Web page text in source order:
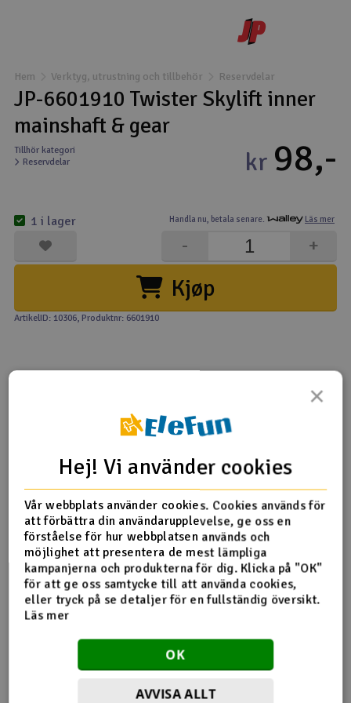
Drönare
Drönare för FPV
Flygplan
Kamerautrustning
Modellbygg- och byggsatser
Modelljärnväg
Radioutrustning
Raketer
Scooter & elfordon
Smarthem, lek och hobby
Solenergi
Verktyg, utrustning och tillbehör
Hem Verktyg, utrustning och tillbehör Reservdelar
JP-6601910 Twister Skylift inner
mainshaft & gear
Tillhör kategori
Reservdelar
Handla nu, betala senare. Läs mer
kr 98,-
Kjøp
+
-
1 i lager
ArtikelID: 10306, Produktnr: 6601910
Tipsa en vän Recensioner
Produktinformation
6601910 Twister Skylift inner mainshaft and gear
Fler detaljer
Produkten är
förknippad med
×
Hej! Vi använder cookies
Vår webbplats använder cookies. Cookies används för
att förbättra din användarupplevelse, ge oss en
förståelse för hur webbplatsen används och
möjlighet att presentera de mest lämpliga
kampanjerna och produkterna för dig. Klicka på "OK"
för att ge oss samtycke till att använda cookies,
eller tryck på se detaljer för en fullständig översikt.
Läs mer
OK
AVVISA ALLT